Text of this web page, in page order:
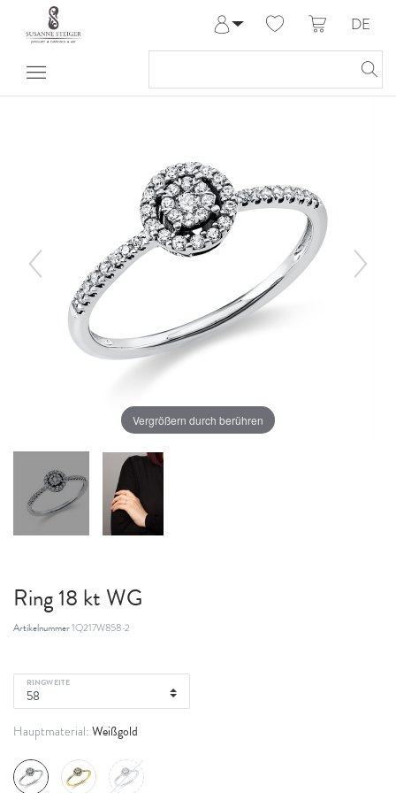
Anmelden
Meine Bestellungen
DE
Vergrößern durch berühren
Ring 18 kt WG
Artikelnummer1Q217W858-2
RINGWEITE
Hauptmaterial: Weißgold